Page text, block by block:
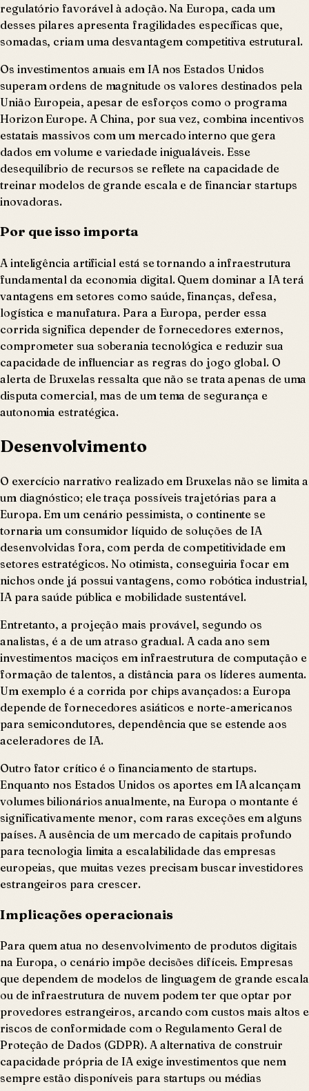
regulatório favorável à adoção. Na Europa, cada um
desses pilares apresenta fragilidades específicas que,
somadas, criam uma desvantagem competitiva estrutural.
Os investimentos anuais em IA nos Estados Unidos
superam ordens de magnitude os valores destinados pela
União Europeia, apesar de esforços como o programa
Horizon Europe. A China, por sua vez, combina incentivos
estatais massivos com um mercado interno que gera
dados em volume e variedade inigualáveis. Esse
desequilíbrio de recursos se reflete na capacidade de
treinar modelos de grande escala e de financiar startups
inovadoras.
Por que isso importa
A inteligência artificial está se tornando a infraestrutura
fundamental da economia digital. Quem dominar a IA terá
vantagens em setores como saúde, finanças, defesa,
logística e manufatura. Para a Europa, perder essa
corrida significa depender de fornecedores externos,
comprometer sua soberania tecnológica e reduzir sua
capacidade de influenciar as regras do jogo global. O
alerta de Bruxelas ressalta que não se trata apenas de uma
disputa comercial, mas de um tema de segurança e
autonomia estratégica.
Desenvolvimento
O exercício narrativo realizado em Bruxelas não se limita a
um diagnóstico; ele traça possíveis trajetórias para a
Europa. Em um cenário pessimista, o continente se
tornaria um consumidor líquido de soluções de IA
desenvolvidas fora, com perda de competitividade em
setores estratégicos. No otimista, conseguiria focar em
nichos onde já possui vantagens, como robótica industrial,
IA para saúde pública e mobilidade sustentável.
Entretanto, a projeção mais provável, segundo os
analistas, é a de um atraso gradual. A cada ano sem
investimentos maciços em infraestrutura de computação e
formação de talentos, a distância para os líderes aumenta.
Um exemplo é a corrida por chips avançados: a Europa
depende de fornecedores asiáticos e norte-americanos
para semicondutores, dependência que se estende aos
aceleradores de IA.
Outro fator crítico é o financiamento de startups.
Enquanto nos Estados Unidos os aportes em IA alcançam
volumes bilionários anualmente, na Europa o montante é
significativamente menor, com raras exceções em alguns
países. A ausência de um mercado de capitais profundo
para tecnologia limita a escalabilidade das empresas
europeias, que muitas vezes precisam buscar investidores
estrangeiros para crescer.
Implicações operacionais
Para quem atua no desenvolvimento de produtos digitais
na Europa, o cenário impõe decisões difíceis. Empresas
que dependem de modelos de linguagem de grande escala
ou de infraestrutura de nuvem podem ter que optar por
provedores estrangeiros, arcando com custos mais altos e
riscos de conformidade com o Regulamento Geral de
Proteção de Dados (GDPR). A alternativa de construir
capacidade própria de IA exige investimentos que nem
sempre estão disponíveis para startups ou médias